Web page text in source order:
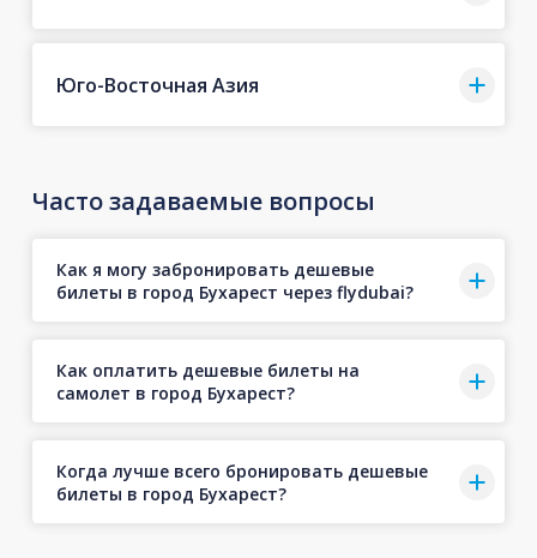
Юго-Восточная Азия
Часто задаваемые вопросы
Как я могу забронировать дешевые
билеты в город Бухарест через flydubai?
Как оплатить дешевые билеты на
самолет в город Бухарест?
Когда лучше всего бронировать дешевые
билеты в город Бухарест?